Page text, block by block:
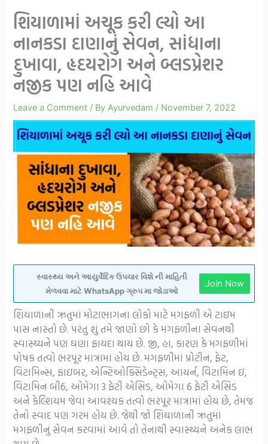
શિયાળામાં અચૂક કરી લ્યો આ
નાનકડા દાણાનું સેવન, સાંધાના
દુખાવા, હૃદયરોગ અને બ્લડપ્રેશર
નજીક પણ નહિ આવે
Leave a Comment / ByAyurvedam / November 7, 2022
સ્વાસ્થ્ય અને આયુર્વેદિક ઉપચાર વિશે ની માહિતી
મેળવવા માટે WhatsApp ગ્રુપ મા જોડાઓ
Join Now
શિયાળાની ઋતુમાં મોટાભાગના લોકો માટે મગફળી એ ટાઇમ
પાસ નાસ્તો છે. પરંતુ શું તમે જાણો છો કે મગફળીના સેવનથી
સ્વાસ્થ્યને પણ ઘણા ફાયદા થાય છે. જી, હા, કારણ કે મગફળીમાં
પોષક તત્વો ભરપૂર માત્રામાં હોય છે. મગફળીમાં પ્રોટીન, ફેટ,
વિટામિન્સ, ફાઇબર, એન્ટિઓક્સિડેન્ટ્સ, આયર્ન, વિટામિન ઇ,
વિટામિન બી6, ઓમેગા 3 ફેટી એસિડ, ઓમેગા 6 ફેટી એસિડ
અને કેલ્શિયમ જેવા આવશ્યક તત્વો ભરપૂર માત્રામાં હોય છે, તેમજ
તેનો સ્વાદ પણ ગરમ હોય છે. જેથી જો શિયાળાની ઋતુમાં
મગફળીનું સેવન કરવામાં આવે તો તેનાથી સ્વાસ્થ્યને અનેક લાભ